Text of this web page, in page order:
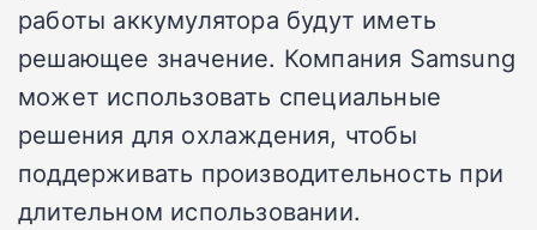
работы аккумулятора будут иметь
решающее значение. Компания Samsung
может использовать специальные
решения для охлаждения, чтобы
поддерживать производительность при
длительном использовании.